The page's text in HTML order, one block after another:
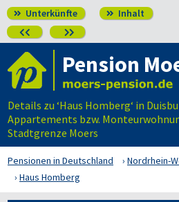
 Unterkünfte  Inhalt
 
Pension
Details zu ‘Haus Homberg‘ in
Appartements bzw.
Stadtgrenze Moers
Pensionen in Deutschland Nordrhein-
Haus Homberg